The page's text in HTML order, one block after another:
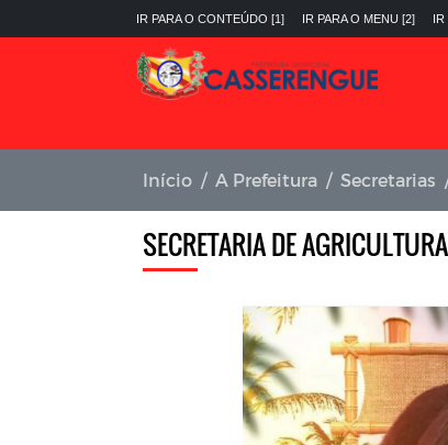
IR PARA O CONTEÚDO [1] IR PARA O MENU [2] IR
Início A Prefeitura Secretarias
SECRETARIA DE